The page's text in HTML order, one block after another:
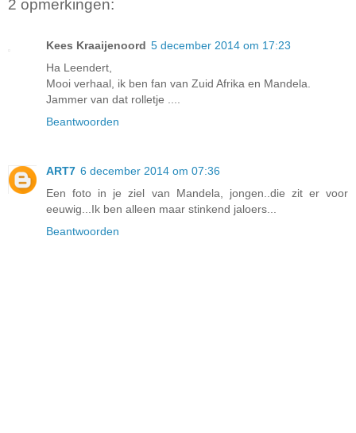
2 opmerkingen:
Kees Kraaijenoord 5 december 2014 om 17:23
Ha Leendert,
Mooi verhaal, ik ben fan van Zuid Afrika en Mandela.
Jammer van dat rolletje ....
Beantwoorden
ART7 6 december 2014 om 07:36
Een foto in je ziel van Mandela, jongen..die zit er voor
eeuwig...Ik ben alleen maar stinkend jaloers...
Beantwoorden